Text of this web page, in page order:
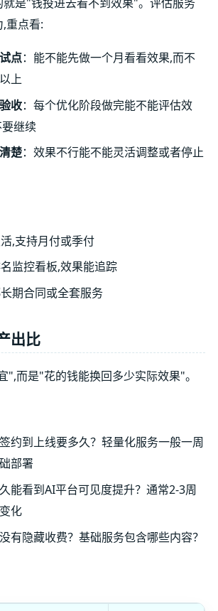
重点看:
点：能不能先做一个月看看效果,而不
上
收：每个优化阶段做完能不能评估效
继续
楚：效果不行能不能灵活调整或者停止
,支持月付或季付
监控看板,效果能追踪
期合同或全套服务
出比
",而是"花的钱能换回多少实际效果"。
约到上线要多久？轻量化服务一般一周
部署
能看到AI平台可见度提升？通常2-3周
化
有隐藏收费？基础服务包含哪些内容？